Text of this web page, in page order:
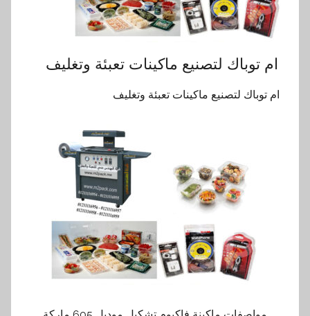
‏ ام توباك لتصنيع ماكينات تعبئة وتغليف
‏ ام توباك لتصنيع ماكينات تعبئة وتغليف